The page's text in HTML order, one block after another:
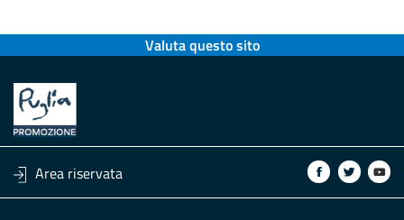
Valuta questo sito
Area riservata